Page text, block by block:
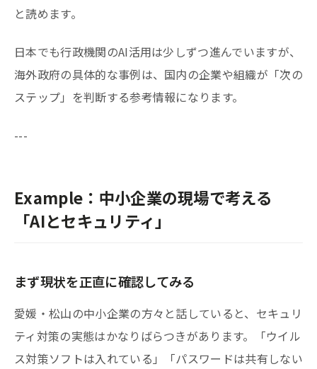
と読めます。
日本でも行政機関のAI活用は少しずつ進んでいますが、
海外政府の具体的な事例は、国内の企業や組織が「次の
ステップ」を判断する参考情報になります。
---
Example：中小企業の現場で考える
「AIとセキュリティ」
まず現状を正直に確認してみる
愛媛・松山の中小企業の方々と話していると、セキュリ
ティ対策の実態はかなりばらつきがあります。「ウイル
ス対策ソフトは入れている」「パスワードは共有しない